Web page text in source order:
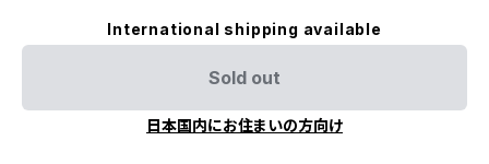
International shipping available
Sold out
日本国内にお住まいの方向け